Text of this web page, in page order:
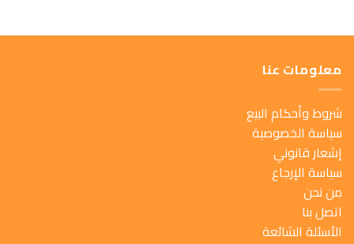
معلومات عنا
شروط وأحكام البيع
سياسة الخصوصية
إشعار قانوني
سياسة الإرجاع
من نحن
اتصل بنا
الأسئلة الشائعة